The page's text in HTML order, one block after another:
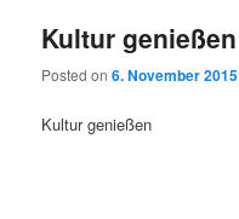
Kultur genießen
Posted on6. November 2015
Kultur genießen